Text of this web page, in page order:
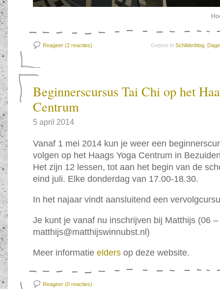
Reageer (2 reacties) Gepost in Schilderblog
Beginnerscursus Tai Chi op het
Centrum
5 april 2014
Vanaf 1 mei 2014 kun je weer een
volgen op het Haags Yoga Centrum in
Het zijn 12 lessen, tot aan het begin van de
eind juli. Elke donderdag van 17.00-18.30.
In het najaar vindt aansluitend een
Je kunt je vanaf nu inschrijven bij Matthijs (06
matthijs@matthijswinnubst.nl)
Meer informatie elders op deze website.
Reageer (0 reacties)